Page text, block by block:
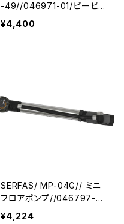
-49//046971-01/ビービ
ービー
¥4,400
SERFAS/ MP-04G// ミニ
フロアポンプ//046797-0
1/サーファス
¥4,224